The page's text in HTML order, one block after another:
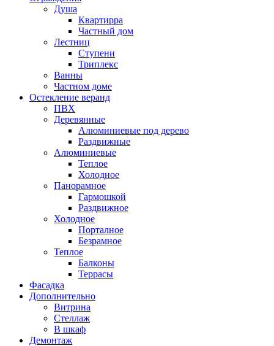
Душа
Квартирра
Частный дом
Лестниц
Ступени
Триплекс
Ванны
Частном доме
Остекление веранд
ПВХ
Деревянные
Алюминиевые под дерево
Раздвижные
Алюминиевые
Теплое
Холодное
Панорамное
Гармошкой
Раздвижное
Холодное
Порталное
Безрамное
Теплое
Балконы
Террасы
Фасадка
Дополнительно
Витрина
Стеллаж
В шкаф
Демонтаж